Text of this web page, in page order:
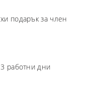
подарък за член
3 работни дни